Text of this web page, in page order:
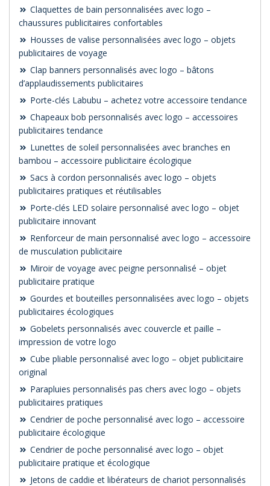
Claquettes de bain personnalisées avec logo –
chaussures publicitaires confortables
Housses de valise personnalisées avec logo – objets
publicitaires de voyage
Clap banners personnalisés avec logo – bâtons
d’applaudissements publicitaires
Porte-clés Labubu – achetez votre accessoire tendance
Chapeaux bob personnalisés avec logo – accessoires
publicitaires tendance
Lunettes de soleil personnalisées avec branches en
bambou – accessoire publicitaire écologique
Sacs à cordon personnalisés avec logo – objets
publicitaires pratiques et réutilisables
Porte-clés LED solaire personnalisé avec logo – objet
publicitaire innovant
Renforceur de main personnalisé avec logo – accessoire
de musculation publicitaire
Miroir de voyage avec peigne personnalisé – objet
publicitaire pratique
Gourdes et bouteilles personnalisées avec logo – objets
publicitaires écologiques
Gobelets personnalisés avec couvercle et paille –
impression de votre logo
Cube pliable personnalisé avec logo – objet publicitaire
original
Parapluies personnalisés pas chers avec logo – objets
publicitaires pratiques
Cendrier de poche personnalisé avec logo – accessoire
publicitaire écologique
Cendrier de poche personnalisé avec logo – objet
publicitaire pratique et écologique
Jetons de caddie et libérateurs de chariot personnalisés